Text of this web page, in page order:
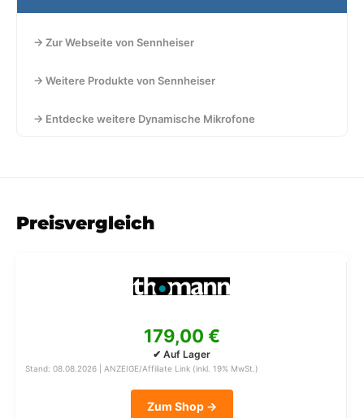
→ Zur Webseite von Sennheiser
→ Weitere Produkte von Sennheiser
→ Entdecke weitere Dynamische Mikrofone
Preisvergleich
179,00 €
✔ Auf Lager
Stand: 08.08.2026 | ANZEIGE/Affiliate Link (inkl. 19% MwSt.)
Zum Shop →